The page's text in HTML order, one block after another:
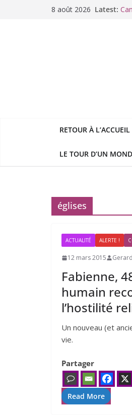
8 août 2026 Latest:
RETOUR À L’ACCUEIL
LE TOUR D’UN
églises
ACTUALITÉ ALERTE !
12 mars 2015
Fabienne,
humain
l’hostilité
Un nouveau (et
vie.
Partager
Read More